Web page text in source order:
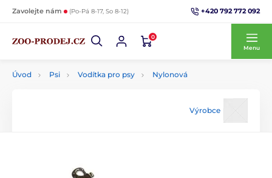
Zavolejte nám (Po-Pá 8-17, So 8-12) +420 792 772 092
0
Menu
Úvod Psi Vodítka pro psy Nylonová
Výrobce